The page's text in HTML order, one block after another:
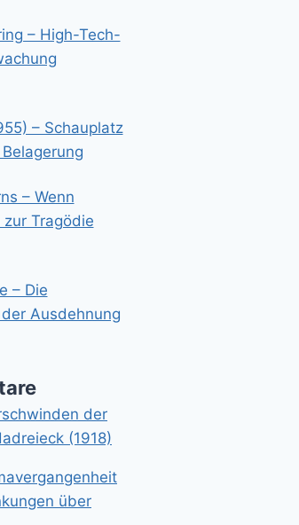
– High-Tech-
– Schauplatz
– Wenn
Tragödie
– Die
Ausdehnung
der
(1918)
über